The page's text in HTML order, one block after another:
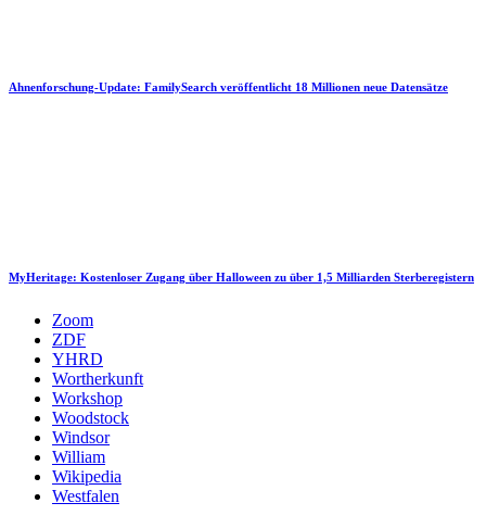
Ahnenforschung-Update: FamilySearch veröffentlicht 18 Millionen neue Datensätze
MyHeritage: Kostenloser Zugang über Halloween zu über 1,5 Milliarden Sterberegistern
Zoom
ZDF
YHRD
Wortherkunft
Workshop
Woodstock
Windsor
William
Wikipedia
Westfalen